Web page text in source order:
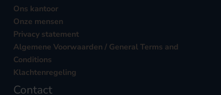
Ons kantoor
Onze mensen
Privacy statement
Algemene Voorwaarden / General Terms and
Conditions
Klachtenregeling
Contact